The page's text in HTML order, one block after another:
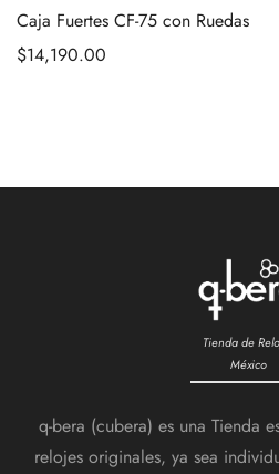
Caja Fuertes CF-75 con Ruedas
$14,190.00
Tienda de
México
q-bera (cubera) es una Tienda
relojes originales, ya sea